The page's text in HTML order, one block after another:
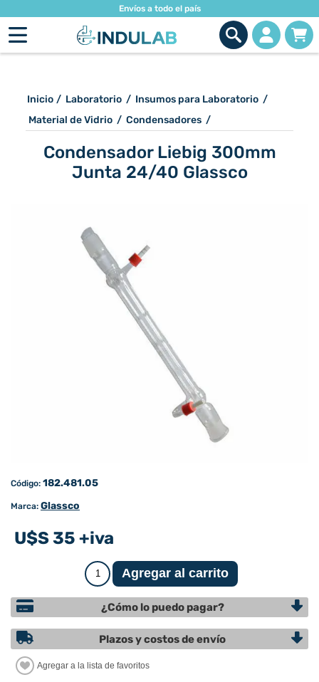
Envíos a todo el país
Inicio / Laboratorio / Insumos para Laboratorio /
Material de Vidrio / Condensadores /
Condensador Liebig 300mm
Junta 24/40 Glassco
Código: 182.481.05
Marca: Glassco
U$S 35 +iva
¿Cómo lo puedo pagar?
Plazos y costos de envío